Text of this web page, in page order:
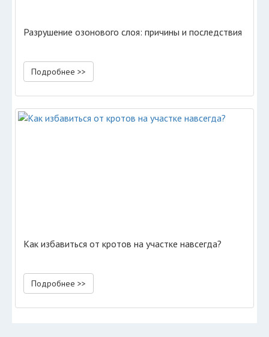
Разрушение озонового слоя: причины и последствия
Подробнее >>
Как избавиться от кротов на участке навсегда?
Подробнее >>